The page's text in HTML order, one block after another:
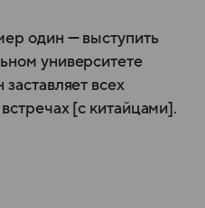
один — выступить
университете
всех
[с китайцами].